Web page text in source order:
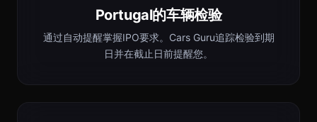
Portugal的车辆检验
通过自动提醒掌握IPO要求。Cars Guru追踪检验到期
日并在截止日前提醒您。